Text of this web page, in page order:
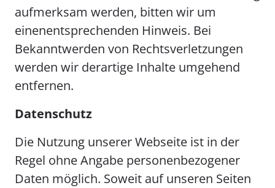
aufmerksam werden, bitten wir um
einenentsprechenden Hinweis. Bei
Bekanntwerden von Rechtsverletzungen
werden wir derartige Inhalte umgehend
entfernen.
Datenschutz
Die Nutzung unserer Webseite ist in der
Regel ohne Angabe personenbezogener
Daten möglich. Soweit auf unseren Seiten